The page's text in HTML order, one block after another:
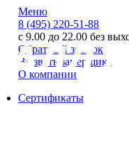
Меню
8 (495) 220-51-88
с 9.00 до 22.00 без
Обратный звонок
Вызвать замерщика
О компании
Сертификаты